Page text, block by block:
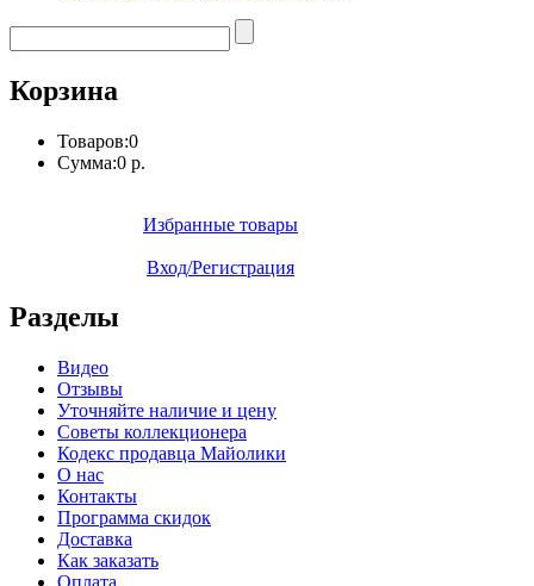
Корзина
Товаров:0
Сумма:0 р.
Избранные товары
Вход/Регистрация
Разделы
Видео
Отзывы
Уточняйте наличие и цену
Советы коллекционера
Кодекс продавца Майолики
О нас
Контакты
Программа скидок
Доставка
Как заказать